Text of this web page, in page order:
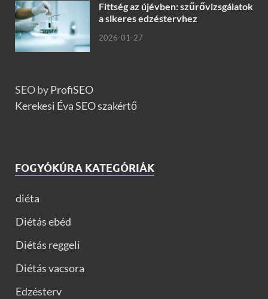
Fittség az újévben: szűrővizsgálatok
a sikeres edzéstervhez
2026-01-27
SEO byProfiSEO
Kerekesi Éva SEO szakértő
FOGYÓKÚRA KATEGÓRIÁK
diéta
Diétás ebéd
Diétás reggeli
Diétás vacsora
Edzésterv